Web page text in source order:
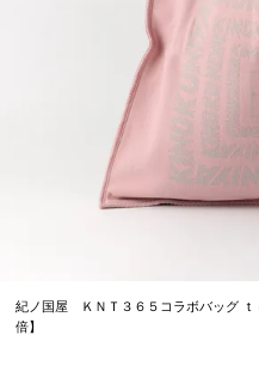
紀ノ国屋 ＫＮＴ３６５コラボバッグ
倍】